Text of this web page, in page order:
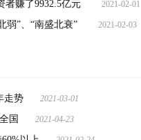
者赚了9932.5亿元 2021-02-01
弱”、“南盛北衰” 2021-02-03
走势 2021-03-01
国 2021-04-23